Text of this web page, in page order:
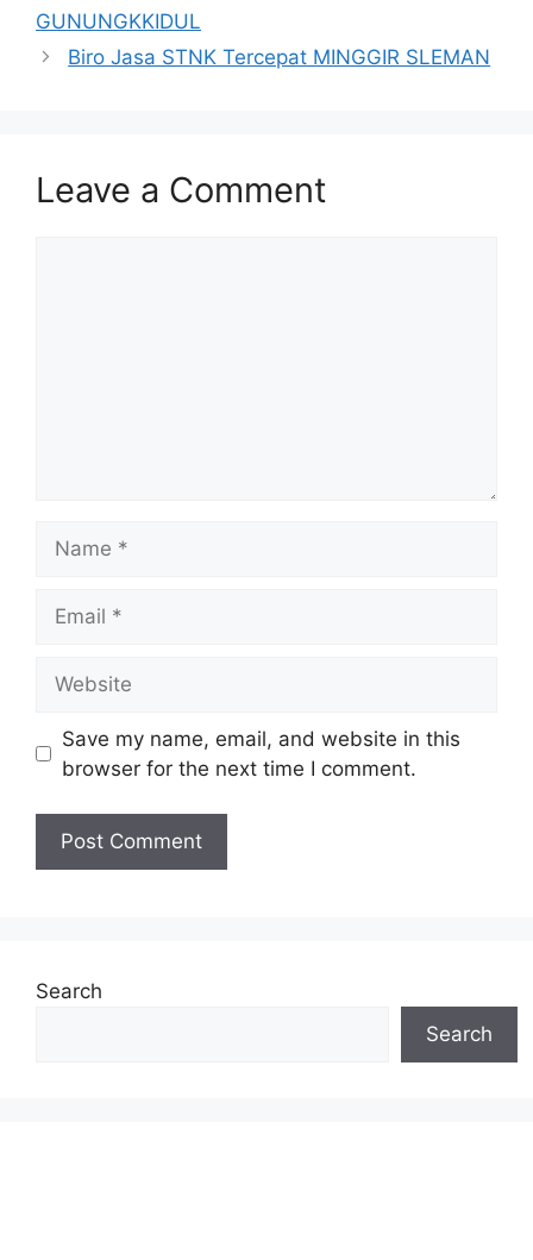
GUNUNGKKIDUL
Biro Jasa STNK Tercepat MINGGIR SLEMAN
Leave a Comment
Save my name, email, and website in this
browser for the next time I comment.
Search
Search